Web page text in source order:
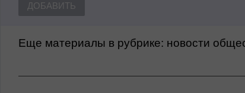
ДОБАВИТЬ
Еще материалы в рубрике: Новости